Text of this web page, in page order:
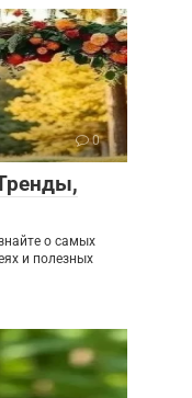
0
о самых
и полезных